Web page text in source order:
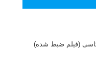
(فیلم ضبط شده)